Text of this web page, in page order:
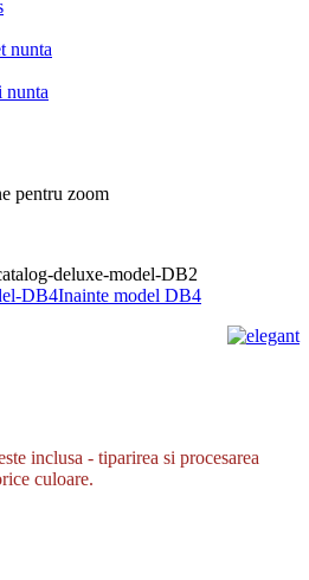
nunta
nunta
pentru zoom
Inainte model DB4
inclusa - tiparirea si procesarea
culoare.